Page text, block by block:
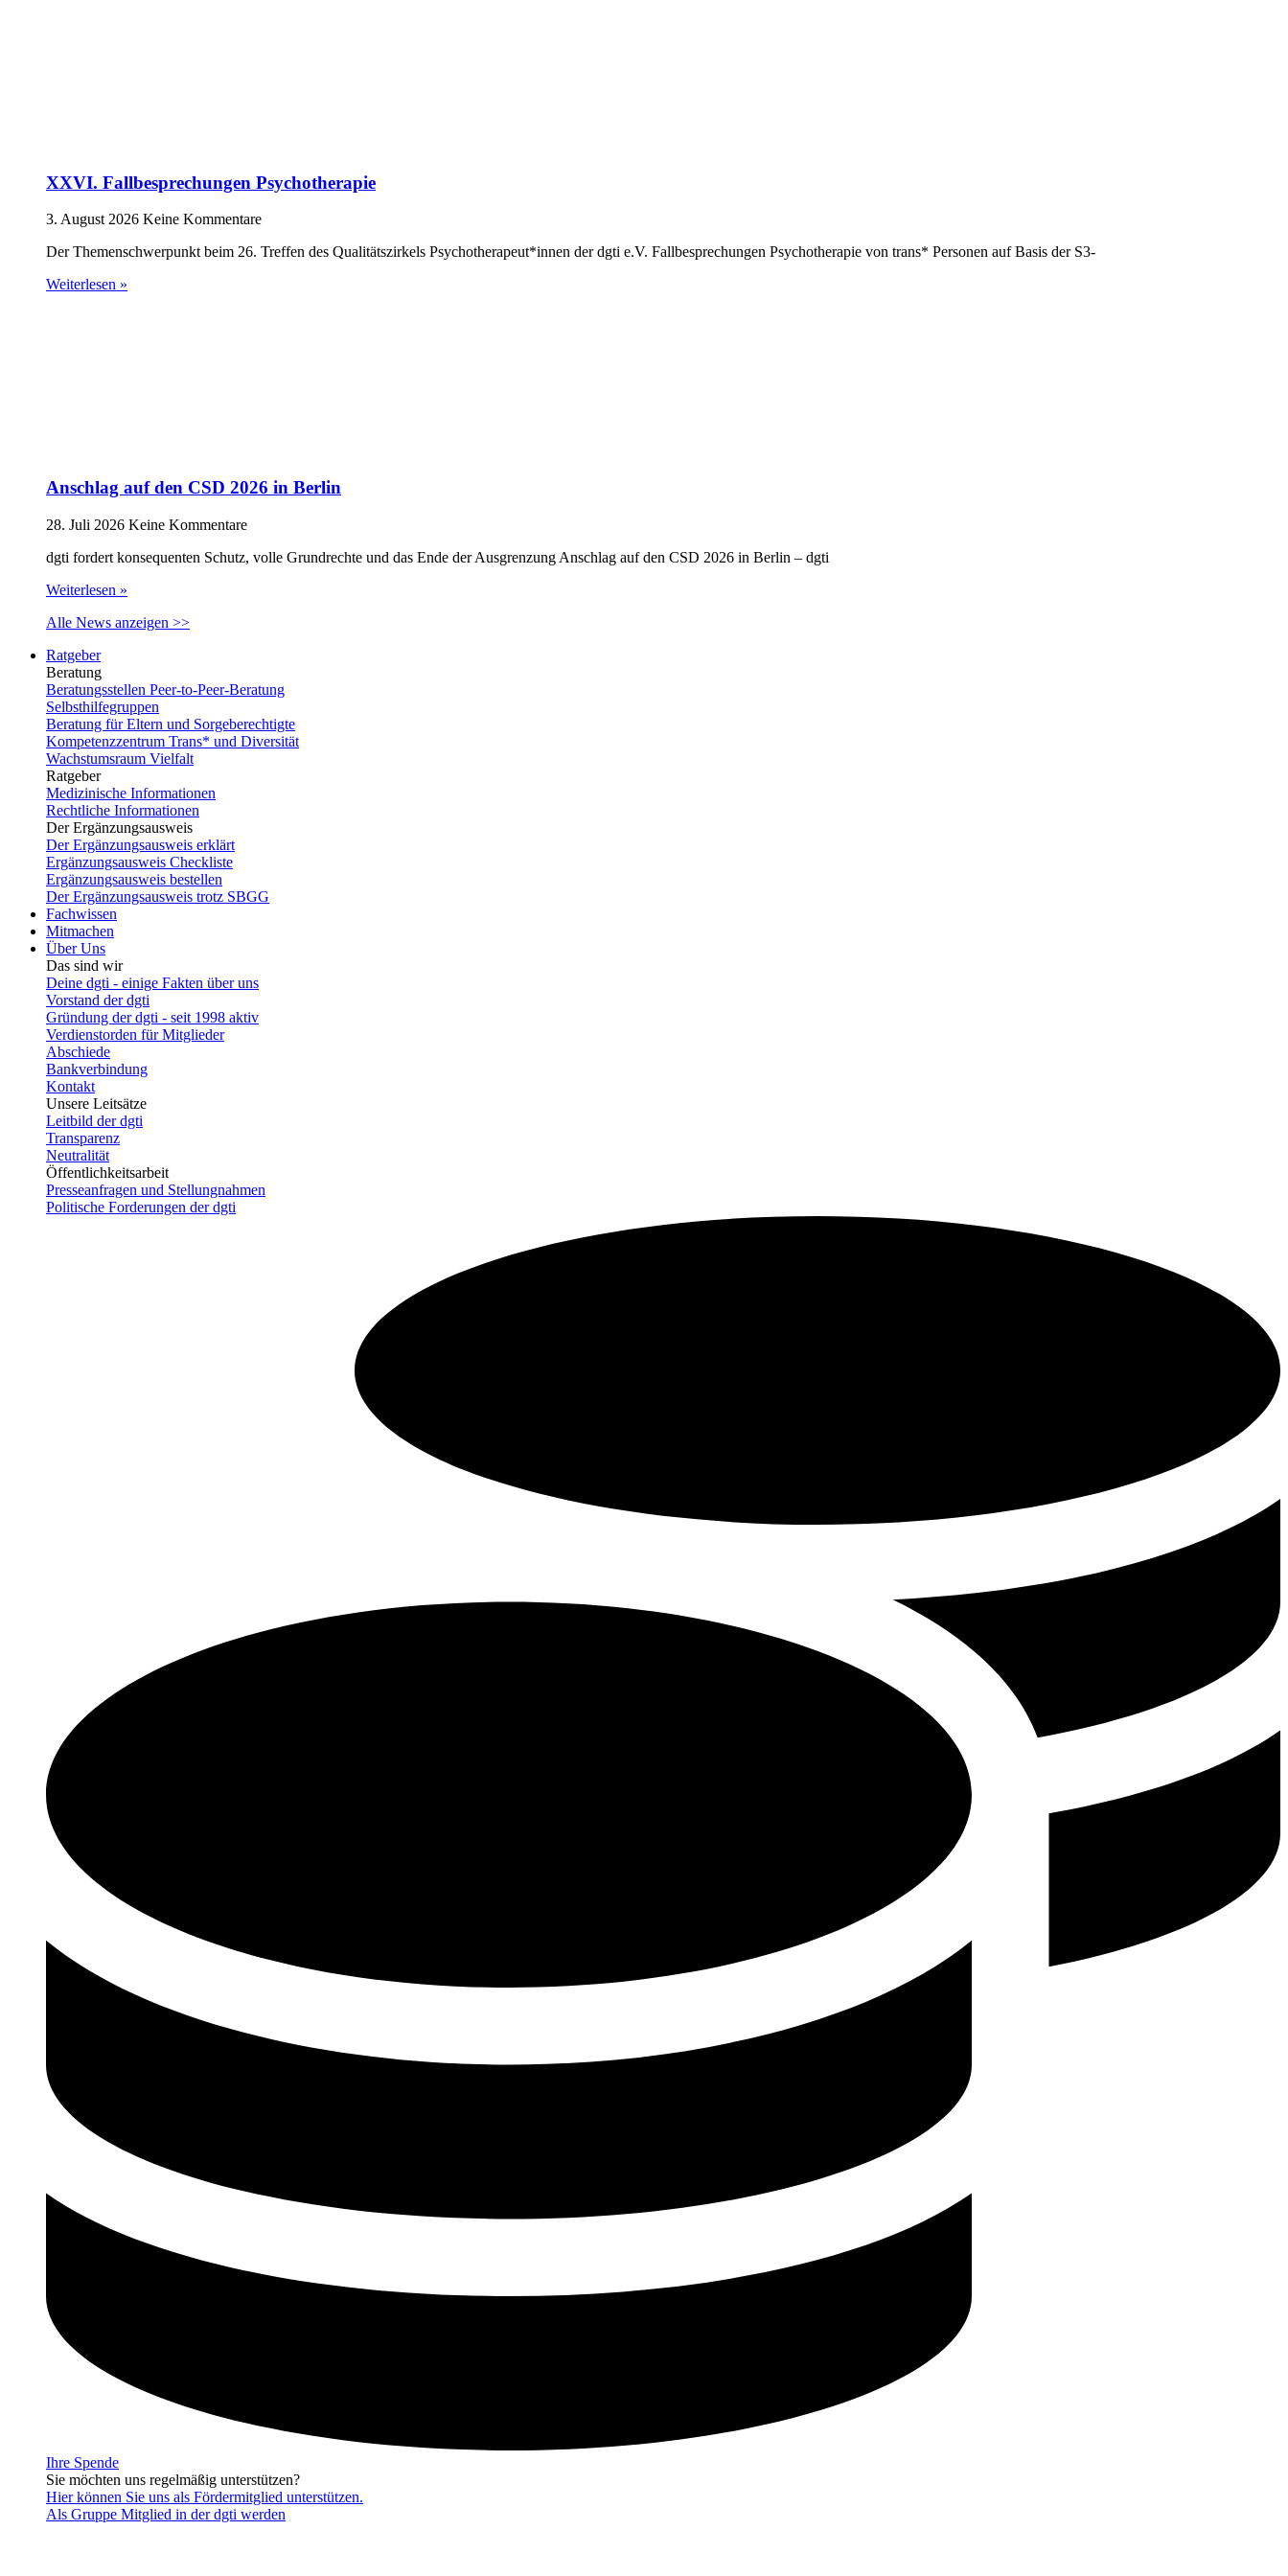
XXVI. Fallbesprechungen Psychotherapie
3. August 2026 Keine Kommentare
Der Themenschwerpunkt beim 26. Treffen des Qualitätszirkels Psychotherapeut*innen der dgti e.V. Fallbesprechungen Psychotherapie von trans* Personen auf Basis der S3-
Weiterlesen »
Anschlag auf den CSD 2026 in Berlin
28. Juli 2026 Keine Kommentare
dgti fordert konsequenten Schutz, volle Grundrechte und das Ende der Ausgrenzung Anschlag auf den CSD 2026 in Berlin – dgti
Weiterlesen »
Alle News anzeigen >>
Ratgeber
Beratung
Beratungsstellen Peer-to-Peer-Beratung
Selbsthilfegruppen
Beratung für Eltern und Sorgeberechtigte
Kompetenzzentrum Trans* und Diversität
Wachstumsraum Vielfalt
Ratgeber
Medizinische Informationen
Rechtliche Informationen
Der Ergänzungsausweis
Der Ergänzungsausweis erklärt
Ergänzungsausweis Checkliste
Ergänzungsausweis bestellen
Der Ergänzungsausweis trotz SBGG
Fachwissen
Mitmachen
Über Uns
Das sind wir
Deine dgti - einige Fakten über uns
Vorstand der dgti
Gründung der dgti - seit 1998 aktiv
Verdienstorden für Mitglieder
Abschiede
Bankverbindung
Kontakt
Unsere Leitsätze
Leitbild der dgti
Transparenz
Neutralität
Öffentlichkeitsarbeit
Presseanfragen und Stellungnahmen
Politische Forderungen der dgti
Ihre Spende
Sie möchten uns regelmäßig unterstützen?
Hier können Sie uns als Fördermitglied unterstützen.
Als Gruppe Mitglied in der dgti werden